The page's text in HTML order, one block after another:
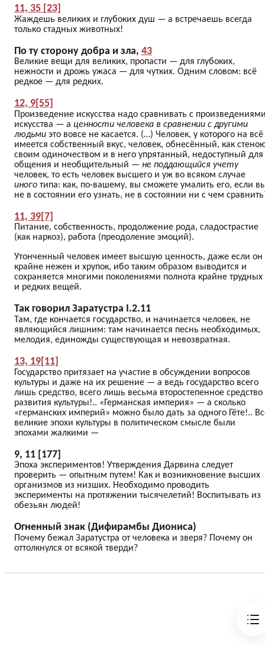
11, 35 [23]
Жаждешь великих и глубоких душ — а встречаешь всегда
только стадных животных!
По ту сторону добра и зла, 43
Великие вещи для великих, пропасти — для глубоких,
нежности и дрожь ужаса — для чутких. Одним словом: всё
редкое — для редких.
12, 9[55]
Произведение искусства надо сравнивать с
искусства — а ценности человека в сравнении с другими
людьми это вовсе не касается. (…) Человек, у которого на всё
имеется собственный вкус, человек, обнесённый, как
своим одиночеством и в него упрятанный, недоступный для
общения и необщительный — не поддающийся учету
человек, то есть человек высшего и уж во всяком случае
иного типа: как, по-вашему, вы сможете умалить его, если
не в состоянии его узнать, не в состоянии ни с чем
11, 39[7]
Питание, собственность, продолжение рода, сладострастие
(как наркоз), работа (преодоление эмоций).
Утонченный человек имеет высшую ценность, даже если он
крайне нежен и хрупок, ибо таким образом выводится и
сохраняется многими поколениями полнота крайне трудных
и редких вещей.
Так говорил Заратустра I.2.11
Там, где кончается государство, и начинается человек, не
являющийся лишним: там начинается песнь необходимых,
мелодия, единожды существующая и невозвратная.
13, 19[11]
Государство притязает на участие в обсуждении вопросов
культуры и даже на их решение — а ведь государство всего
лишь средство, всего лишь весьма второстепенное средство
развития культуры!.. «Германская империя» — а сколько
«германских империй» можно было дать за одного Гёте!..
великие эпохи культуры в политическом смысле были
эпохами жалкими —
9, 11 [177]
Эпоха экспериментов! Утверждения Дарвина следует
проверить — опытным путем! Как и возникновение высших
организмов из низших. Необходимо проводить
эксперименты на протяжении тысячелетий! Воспитывать из
обезьян людей!
Огненный знак (Дифирамбы Диониса)
Почему бежал Заратустра от человека и зверя? Почему он
оттолкнулся от всякой тверди?